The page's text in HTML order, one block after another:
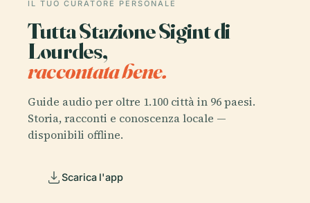
IL TUO CURATORE PERSONALE
Tutta Stazione Sigint di
Lourdes,
raccontata bene.
Guide audio per oltre 1.100 città in 96 paesi.
Storia, racconti e conoscenza locale —
disponibili offline.
Scarica l'app